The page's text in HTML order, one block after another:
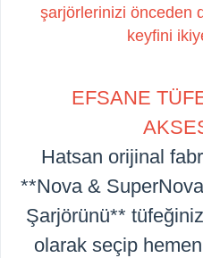
şarjörlerinizi önceden
keyfini
EFSANE
Hatsan orijinal
**Nova &
Şarjörünü**
olarak seçip